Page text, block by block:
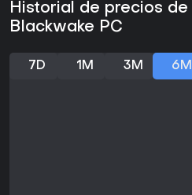
Historial de precios de
Blackwake PC
7D 1M 3M 6M